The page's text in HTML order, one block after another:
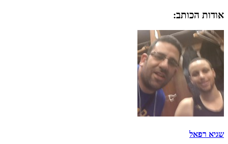
אודות הכותב:
שגיא רפאל